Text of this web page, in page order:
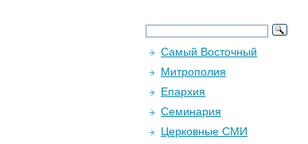
Самый Восточный
Митрополия
Епархия
Семинария
Церковные СМИ